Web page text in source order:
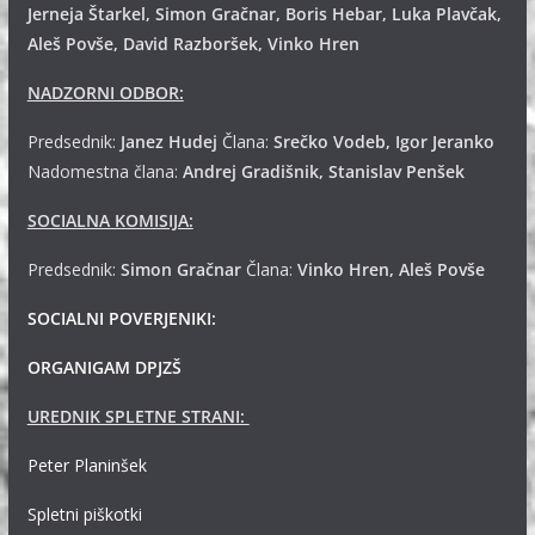
Jerneja Štarkel, Simon Gračnar, Boris Hebar, Luka Plavčak,
Aleš Povše, David Razboršek, Vinko Hren
NADZORNI ODBOR:
Predsednik: Janez Hudej Člana: Srečko Vodeb, Igor Jeranko
Nadomestna člana: Andrej Gradišnik, Stanislav Penšek
SOCIALNA KOMISIJA:
Predsednik: Simon GračnarČlana: Vinko Hren, Aleš Povše
SOCIALNI POVERJENIKI:
ORGANIGAM DPJZŠ
UREDNIK SPLETNE STRANI:
Peter Planinšek
Spletni piškotki